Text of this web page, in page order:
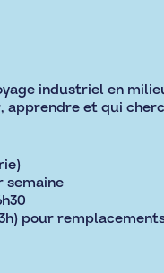
industriel en
apprendre et qui
semaine
pour